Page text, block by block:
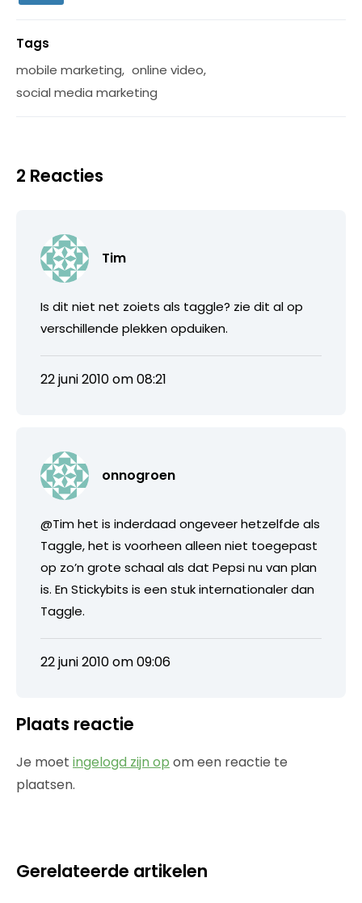
Tags
mobile marketing, online video,
social media marketing
2 Reacties
Tim
Is dit niet net zoiets als taggle? zie dit al op
verschillende plekken opduiken.
22 juni 2010 om 08:21
onnogroen
@Tim het is inderdaad ongeveer hetzelfde als
Taggle, het is voorheen alleen niet toegepast
op zo’n grote schaal als dat Pepsi nu van plan
is. En Stickybits is een stuk internationaler dan
Taggle.
22 juni 2010 om 09:06
Plaats reactie
Je moet ingelogd zijn op om een reactie te
plaatsen.
Gerelateerde artikelen